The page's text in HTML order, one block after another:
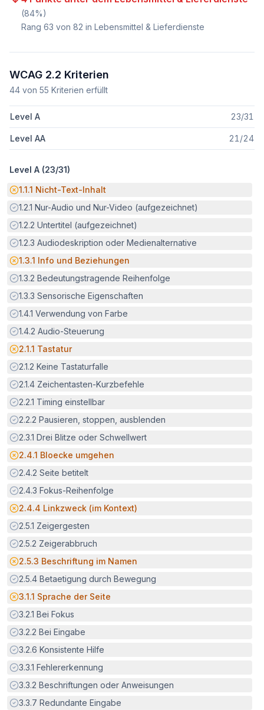
(84%)
Rang 63 von 82 in Lebensmittel & Lieferdienste
WCAG 2.2 Kriterien
44 von 55 Kriterien erfüllt
Level A 23/31
Level AA 21 /24
Level A (23/31)
Potenzielle Barriere:
1.1.1 Nicht-Text-Inhalt
Erfüllt:
1.2.1 Nur-Audio und Nur-Video (aufgezeichnet)
Erfüllt:
1.2.2 Untertitel (aufgezeichnet)
Erfüllt:
1.2.3 Audiodeskription oder Medienalternative
Potenzielle Barriere:
1.3.1 Info und Beziehungen
Erfüllt:
1.3.2 Bedeutungstragende Reihenfolge
Erfüllt:
1.3.3 Sensorische Eigenschaften
Erfüllt:
1.4.1 Verwendung von Farbe
Erfüllt:
1.4.2 Audio-Steuerung
Potenzielle Barriere:
2.1.1 Tastatur
Erfüllt:
2.1.2 Keine Tastaturfalle
Erfüllt:
2.1.4 Zeichentasten-Kurzbefehle
Erfüllt:
2.2.1 Timing einstellbar
Erfüllt:
2.2.2 Pausieren, stoppen, ausblenden
Erfüllt:
2.3.1 Drei Blitze oder Schwellwert
Potenzielle Barriere:
2.4.1 Bloecke umgehen
Erfüllt:
2.4.2 Seite betitelt
Erfüllt:
2.4.3 Fokus-Reihenfolge
Potenzielle Barriere:
2.4.4 Linkzweck (im Kontext)
Erfüllt:
2.5.1 Zeigergesten
Erfüllt:
2.5.2 Zeigerabbruch
Potenzielle Barriere:
2.5.3 Beschriftung im Namen
Erfüllt:
2.5.4 Betaetigung durch Bewegung
Potenzielle Barriere:
3.1.1 Sprache der Seite
Erfüllt:
3.2.1 Bei Fokus
Erfüllt:
3.2.2 Bei Eingabe
Erfüllt:
3.2.6 Konsistente Hilfe
Erfüllt:
3.3.1 Fehlererkennung
Erfüllt:
3.3.2 Beschriftungen oder Anweisungen
Erfüllt:
3.3.7 Redundante Eingabe